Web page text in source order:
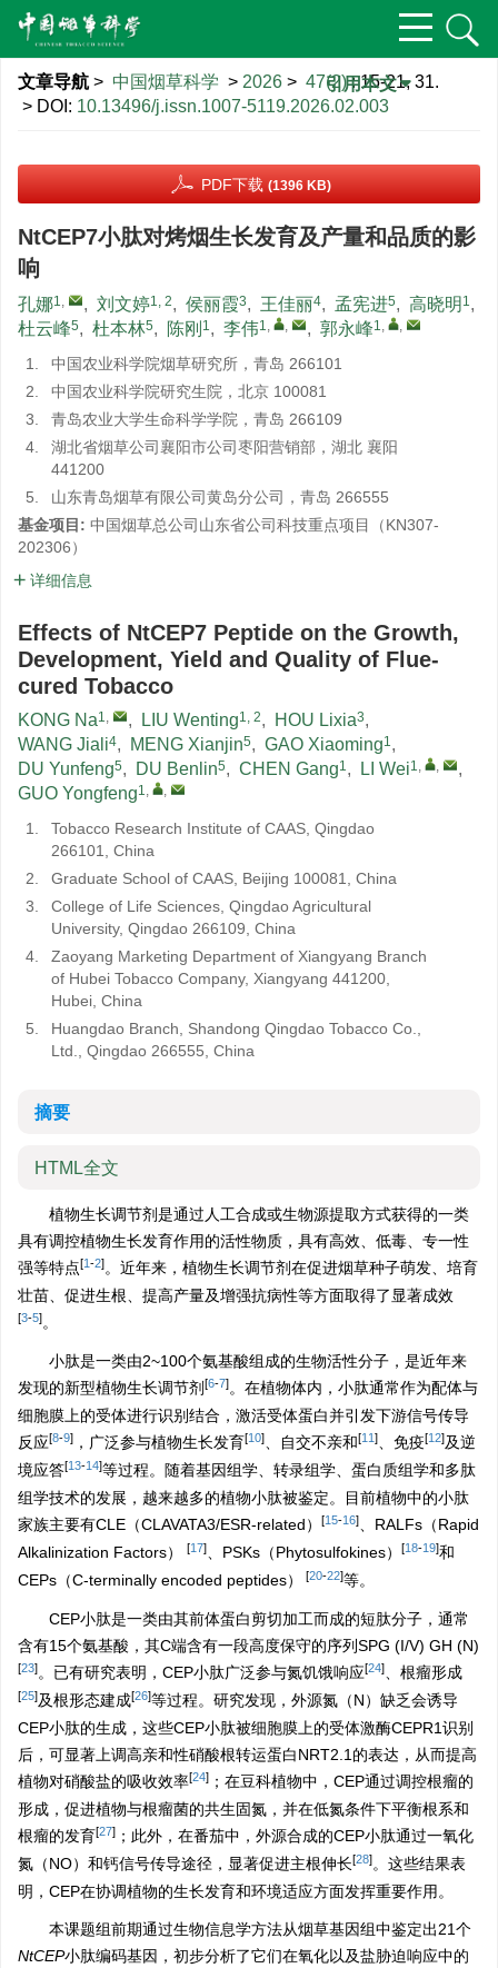
文章导航 > 中国烟草科学 > 2026 > 47(2): 15-21, 31.
> DOI: 10.13496/j.issn.1007-5119.2026.02.003
引用本文
PDF下载 (1396 KB)
NtCEP7小肽对烤烟生长发育及产量和品质的影
响
孔娜1, , 刘文婷1, 2, 侯丽霞3, 王佳丽4, 孟宪进5, 高晓明 1,
杜云峰5, 杜本林5, 陈刚 1, 李伟1, , , 郭永峰1, ,
1.
中国农业科学院烟草研究所，青岛 266101
2.
中国农业科学院研究生院，北京 100081
3.
青岛农业大学生命科学学院，青岛 266109
4.
湖北省烟草公司襄阳市公司枣阳营销部，湖北 襄阳
441200
5.
山东青岛烟草有限公司黄岛分公司，青岛 266555
基金项目: 中国烟草总公司山东省公司科技重点项目（KN307-
202306）
详细信息
Effects of NtCEP7 Peptide on the Growth,
Development, Yield and Quality of Flue-
cured Tobacco
KONG Na1, , LIU Wenting1, 2, HOU Lixia3,
WANG Jiali4, MENG Xianjin5, GAO Xiaoming1,
DU Yunfeng5, DU Benlin5, CHEN Gang1, LI Wei1, ,
,
GUO Yongfeng1, ,
1.
Tobacco Research Institute of CAAS, Qingdao
266101, China
2.
Graduate School of CAAS, Beijing 100081, China
3.
College of Life Sciences, Qingdao Agricultural
University, Qingdao 266109, China
4.
Zaoyang Marketing Department of Xiangyang Branch
of Hubei Tobacco Company, Xiangyang 441200,
Hubei, China
5.
Huangdao Branch, Shandong Qingdao Tobacco Co.,
Ltd., Qingdao 266555, China
摘要
HTML全文
植物生长调节剂是通过人工合成或生物源提取方式获得的一类
具有调控植物生长发育作用的活性物质，具有高效、低毒、专一性
强等特点[1-2]。近年来，植物生长调节剂在促进烟草种子萌发、培育
壮苗、促进生根、提高产量及增强抗病性等方面取得了显著成效
[3-5]。
小肽是一类由2~100个氨基酸组成的生物活性分子，是近年来
发现的新型植物生长调节剂 [6-7]。在植物体内，小肽通常作为配体与
细胞膜上的受体进行识别结合，激活受体蛋白并引发下游信号传导
反应[8-9] ，广泛参与植物生长发育[10] 、自交不亲和[11] 、免疫[12]及逆
境应答[13-14]等过程。随着基因组学、转录组学、蛋白质组学和多肽
组学技术的发展，越来越多的植物小肽被鉴定。目前植物中的小肽
家族主要有CLE（CLAVATA3/ESR-related）
[15-16]
、RALFs（Rapid
Alkalinization Factors）
[17] 、PSKs（Phytosulfokines） [18-19]和
CEPs（C-terminally encoded peptides）
[20-22]等。
CEP小肽是一类由其前体蛋白剪切加工而成的短肽分子，通常
含有15个氨基酸，其C端含有一段高度保守的序列SPG (I/V) GH (N)
[23]。已有研究表明，CEP小肽广泛参与氮饥饿响应[24] 、根瘤形成
[25]及根形态建成[26]等过程。研究发现，外源氮（N）缺乏会诱导
CEP小肽的生成，这些CEP小肽被细胞膜上的受体激酶CEPR1识别
后，可显著上调高亲和性硝酸根转运蛋白NRT2.1的表达，从而提高
植物对硝酸盐的吸收效率[24] ；在豆科植物中，CEP通过调控根瘤的
形成，促进植物与根瘤菌的共生固氮，并在低氮条件下平衡根系和
根瘤的发育[27] ；此外，在番茄中，外源合成的CEP小肽通过一氧化
氮（NO）和钙信号传导途径，显著促进主根伸长[28]。这些结果表
明，CEP在协调植物的生长发育和环境适应方面发挥重要作用。
本课题组前期通过生物信息学方法从烟草基因组中鉴定出21个
NtCEP小肽编码基因，初步分析了它们在氧化以及盐胁迫响应中的